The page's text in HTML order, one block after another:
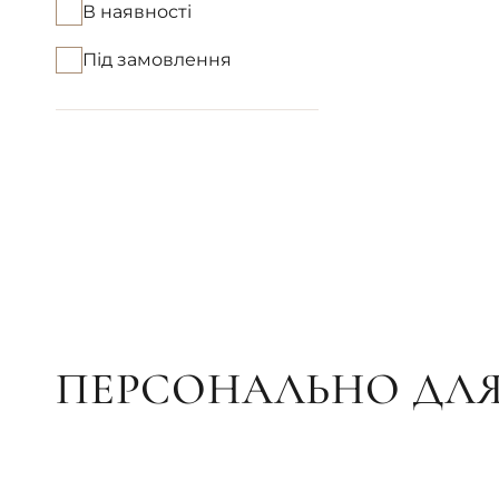
В наявності
Під замовлення
ПЕРСОНАЛЬНО